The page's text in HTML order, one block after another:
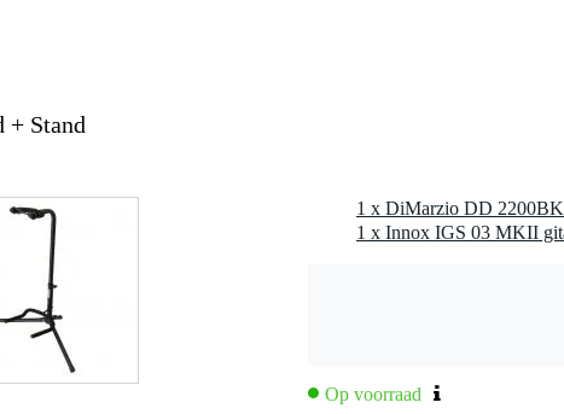
24,0 x 10,0 x 6,0 cm
Stand
1 x Innox IGS 03 MKII
Op voorraad